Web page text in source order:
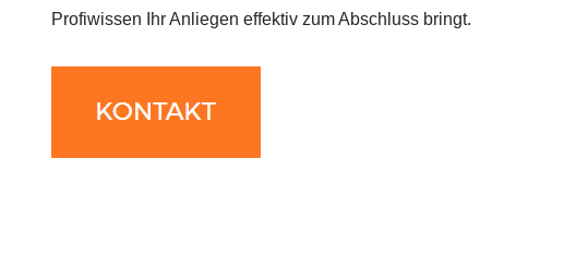
Profiwissen Ihr Anliegen effektiv zum Abschluss bringt.